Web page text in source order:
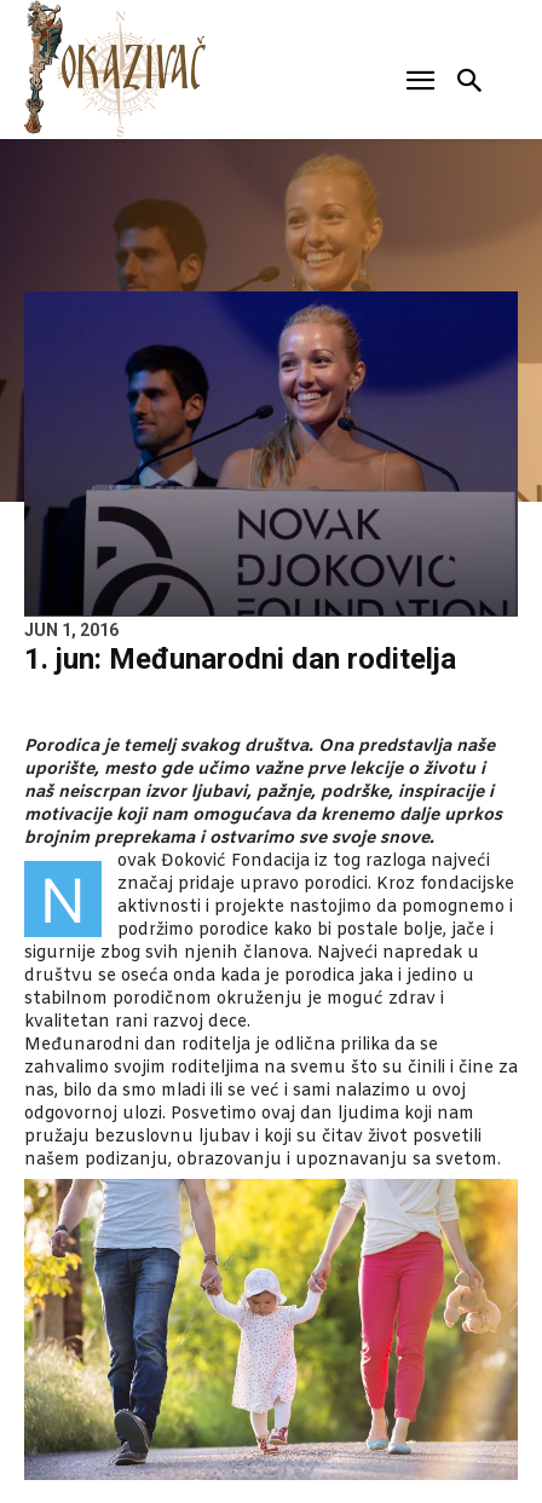
JUN 1, 2016
1. jun: Međunarodni dan roditelja
Porodica je temelj svakog društva. Ona predstavlja naše
uporište, mesto gde učimo važne prve lekcije o životu i
naš neiscrpan izvor ljubavi, pažnje, podrške, inspiracije i
motivacije koji nam omogućava da krenemo dalje uprkos
brojnim preprekama i ostvarimo sve svoje snove.
N
ovak Đoković Fondacija iz tog razloga najveći
značaj pridaje upravo porodici. Kroz fondacijske
aktivnosti i projekte nastojimo da pomognemo i
podržimo porodice kako bi postale bolje, jače i
sigurnije zbog svih njenih članova. Najveći napredak u
društvu se oseća onda kada je porodica jaka i jedino u
stabilnom porodičnom okruženju je moguć zdrav i
kvalitetan rani razvoj dece.
Međunarodni dan roditelja je odlična prilika da se
zahvalimo svojim roditeljima na svemu što su činili i čine za
nas, bilo da smo mladi ili se već i sami nalazimo u ovoj
odgovornoj ulozi. Posvetimo ovaj dan ljudima koji nam
pružaju bezuslovnu ljubav i koji su čitav život posvetili
našem podizanju, obrazovanju i upoznavanju sa svetom.